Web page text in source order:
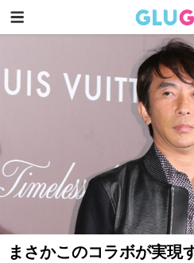
まさかこのコラボが実現